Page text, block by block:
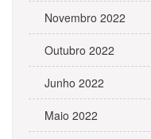
Novembro 2022
Outubro 2022
Junho 2022
Maio 2022